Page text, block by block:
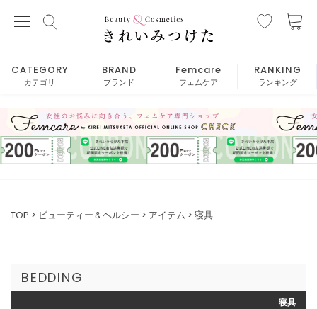
CATEGORY
カテゴリ
BRAND
ブランド
Femcare
フェムケア
RANKING
ランキング
TOP ビューティー＆ヘルシー アイテム 寝具
BEDDING
寝具